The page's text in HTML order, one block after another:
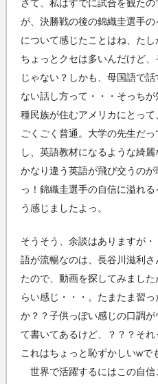
さて、私はすでに試合を観た
が、決勝戦の後の錦織圭選手
について感じたことはね、た
ちょっとクセは多いんだけど
じゃない？しかも、母国語で
ない話し方って・・・そっち
種民族が住むアメリカにとっ
ごくごく普通。大学の先生だ
し、英語教材になるような綺
かなり違う英語が飛び交うの
っ！錦織圭選手の自信に溢れ
う感じましたよっ。
そうそう、余談はありますが
語が流暢なのは、長谷川滋利
たので、動画を探してみまし
らい感じ・・・。たまたま習
か？？子供っぽい感じの口調
て書いてあるけど、？？？それ
これはちょっと恥ずかしいwで
世界で活躍するにはこの自信